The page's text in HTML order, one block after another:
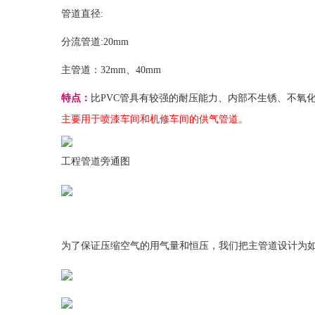
管道直径:
分流管道:20mm
主管道：32mm、40mm
特点： 比PVC管具有较强的耐压能力、内部不生锈、不氧
主要用于喷漆车间和机修车间的供气管道。
工程管道旁通图
为了保证压缩空气的用气量和恒压，我们把主管道设计为